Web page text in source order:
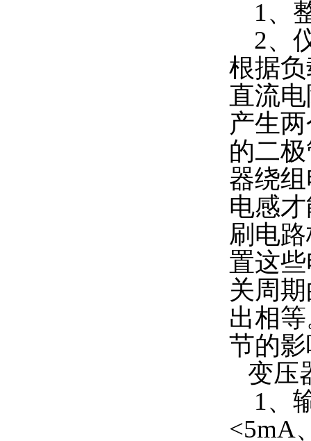
1、
2、
根据
直流
产生
的二
器绕
电感
刷电
置这
关周
出相
节的
变压
1、
<5mA